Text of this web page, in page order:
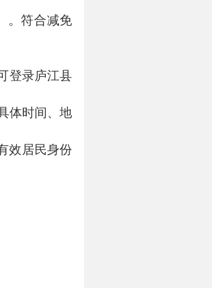
。符合减免
登录庐江县
体时间、地
效居民身份